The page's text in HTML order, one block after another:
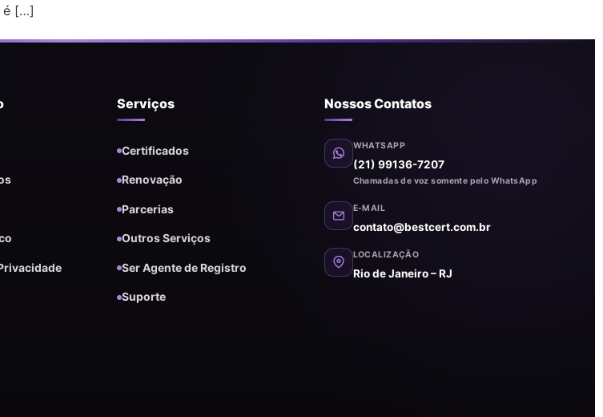
é […]
Serviços
Certificados
Renovação
Parcerias
Outros Serviços
Ser Agente de Registro
Suporte
Nossos Contatos
WHATSAPP
(21) 99136-7207
Chamadas de voz somente pelo WhatsApp
E-MAIL
contato@bestcert.com.br
LOCALIZAÇÃO
Rio de Janeiro – RJ